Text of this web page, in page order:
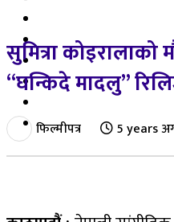
फोटो / भिडियो
चलचित्र समीक्षा
जीवनशैली
सुमित्रा
“घन्किदे मादलु”
फिल्मीपत्र 5 years